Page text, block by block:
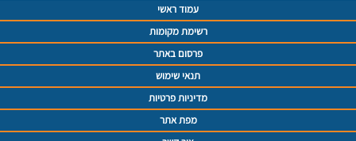
עמוד ראשי
רשימת מקומות
פרסום באתר
תנאי שימוש
מדיניות פרטיות
מפת אתר